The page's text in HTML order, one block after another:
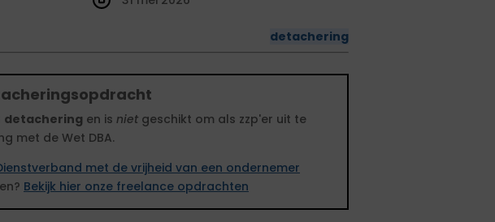
detachering
detachering en is niet geschikt om als zzp'er uit te
met de Wet DBA.
met de vrijheid van een ondernemer
Bekijk hier onze freelance opdrachten